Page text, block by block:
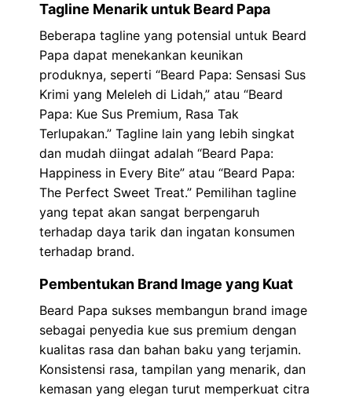
Tagline Menarik untuk Beard Papa
Beberapa tagline yang potensial untuk Beard
Papa dapat menekankan keunikan
produknya, seperti “Beard Papa: Sensasi Sus
Krimi yang Meleleh di Lidah,” atau “Beard
Papa: Kue Sus Premium, Rasa Tak
Terlupakan.” Tagline lain yang lebih singkat
dan mudah diingat adalah “Beard Papa:
Happiness in Every Bite” atau “Beard Papa:
The Perfect Sweet Treat.” Pemilihan tagline
yang tepat akan sangat berpengaruh
terhadap daya tarik dan ingatan konsumen
terhadap brand.
Pembentukan Brand Image yang Kuat
Beard Papa sukses membangun brand image
sebagai penyedia kue sus premium dengan
kualitas rasa dan bahan baku yang terjamin.
Konsistensi rasa, tampilan yang menarik, dan
kemasan yang elegan turut memperkuat citra